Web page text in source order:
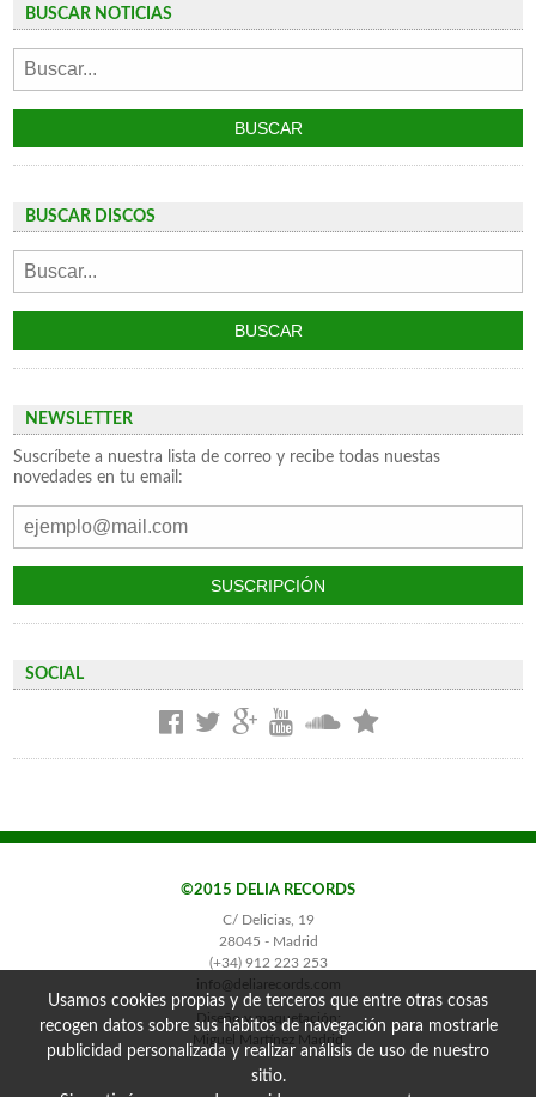
BUSCAR NOTICIAS
BUSCAR DISCOS
NEWSLETTER
Suscríbete a nuestra lista de correo y recibe todas nuestas
novedades en tu email:
SOCIAL
©2015 DELIA RECORDS
C/ Delicias, 19
28045 - Madrid
(+34) 912 223 253
info@deliarecords.com
Diseño y maquetación:
Miguel Martínez Madrid
Usamos cookies propias y de terceros que entre otras cosas
recogen datos sobre sus hábitos de navegación para mostrarle
publicidad personalizada y realizar análisis de uso de nuestro
sitio.